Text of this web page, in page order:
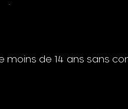
de 14 ans sans